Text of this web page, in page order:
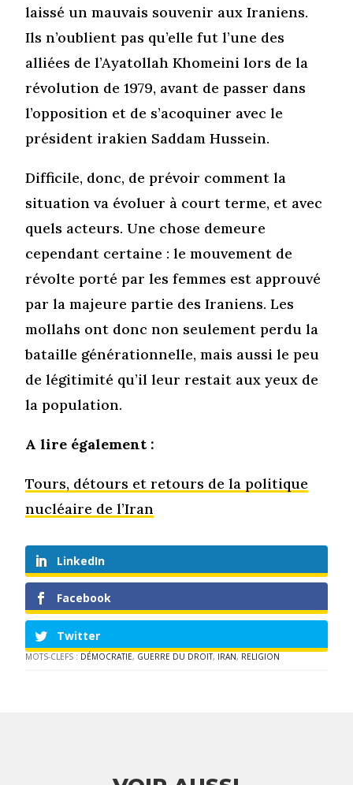
laissé un mauvais souvenir aux Iraniens.
Ils n’oublient pas qu’elle fut l’une des
alliées de l’Ayatollah Khomeini lors de la
révolution de 1979, avant de passer dans
l’opposition et de s’acoquiner avec le
président irakien Saddam Hussein.
Difficile, donc, de prévoir comment la
situation va évoluer à court terme, et avec
quels acteurs. Une chose demeure
cependant certaine : le mouvement de
révolte porté par les femmes est approuvé
par la majeure partie des Iraniens. Les
mollahs ont donc non seulement perdu la
bataille générationnelle, mais aussi le peu
de légitimité qu’il leur restait aux yeux de
la population.
A lire également :
Tours, détours et retours de la politique
nucléaire de l’Iran
LinkedIn
Facebook
Twitter
MOTS-CLEFS : DÉMOCRATIE, GUERRE DU DROIT, IRAN, RELIGION